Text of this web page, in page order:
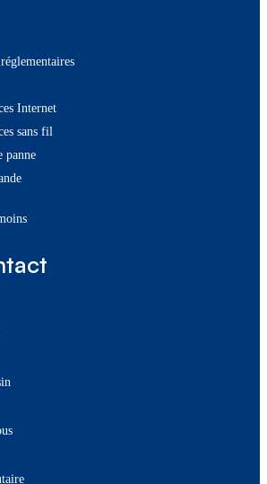
Internet
sans fil
panne